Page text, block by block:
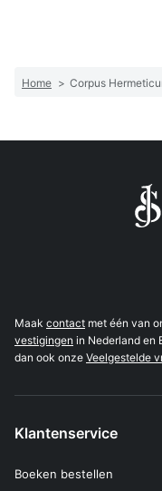
Home > Corpus
Maak contact met één van
vestigingen in Nederland en
dan ook onze Veelgestelde
Klantenservice
Boeken bestellen